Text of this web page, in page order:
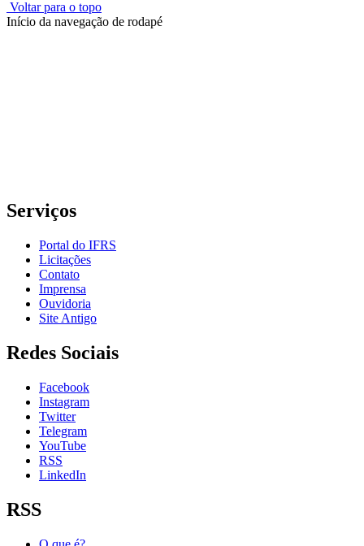
Voltar para o topo
Início da navegação de rodapé
Serviços
Portal do IFRS
Licitações
Contato
Imprensa
Ouvidoria
Site Antigo
Redes Sociais
Facebook
Instagram
Twitter
Telegram
YouTube
RSS
LinkedIn
RSS